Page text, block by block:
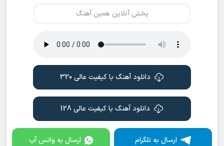
پخش آنلاین همین آهنگ
دانلود آهنگ با کیفیت عالی 320
دانلود آهنگ با کیفیت عالی 128
ارسال به تلگرام ارسال به واتس آپ